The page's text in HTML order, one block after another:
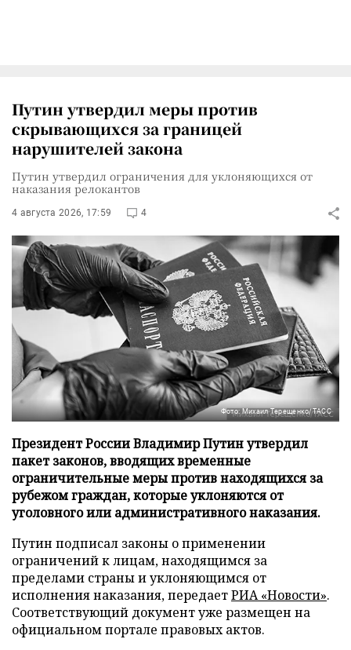
Путин утвердил меры против
скрывающихся за границей
нарушителей закона
Путин утвердил ограничения для уклоняющихся от
наказания релокантов
4 августа 2026, 17:59 4
Фото: Михаил Терещенко/ТАСС
Президент России Владимир Путин утвердил
пакет законов, вводящих временные
ограничительные меры против находящихся за
рубежом граждан, которые уклоняются от
уголовного или административного наказания.
Путин подписал законы о применении
ограничений к лицам, находящимся за
пределами страны и уклоняющимся от
исполнения наказания, передаетРИА «Новости».
Соответствующий документ уже размещен на
официальном портале правовых актов.